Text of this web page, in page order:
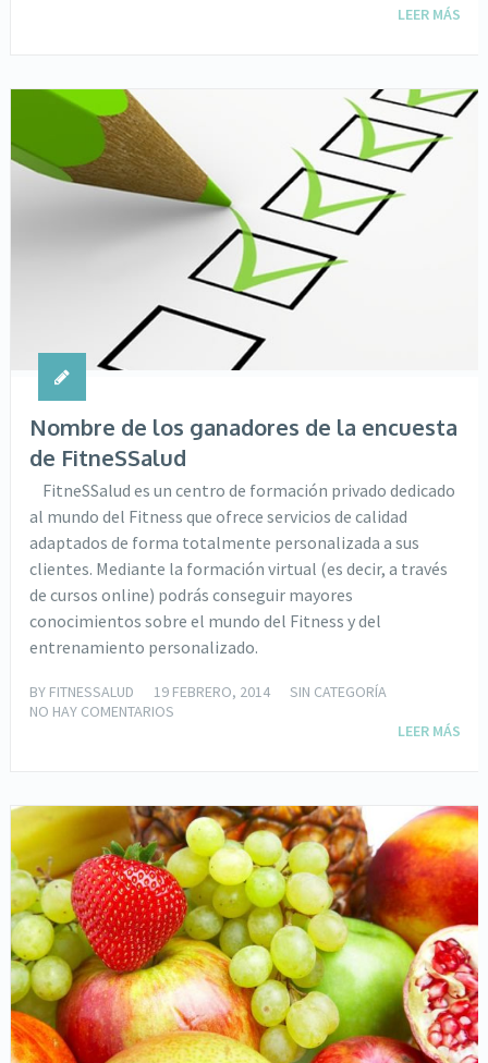
LEER MÁS
Nombre de los ganadores de la encuesta
de FitneSSalud
FitneSSalud es un centro de formación privado dedicado
al mundo del Fitness que ofrece servicios de calidad
adaptados de forma totalmente personalizada a sus
clientes. Mediante la formación virtual (es decir, a través
de cursos online) podrás conseguir mayores
conocimientos sobre el mundo del Fitness y del
entrenamiento personalizado.
BY FITNESSALUD 19 FEBRERO, 2014
SIN CATEGORÍA
NO HAY COMENTARIOS
LEER MÁS